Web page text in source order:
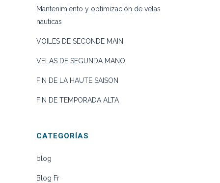
Mantenimiento y optimización de velas
náuticas
VOILES DE SECONDE MAIN
VELAS DE SEGUNDA MANO
FIN DE LA HAUTE SAISON
FIN DE TEMPORADA ALTA
CATEGORÍAS
blog
Blog Fr